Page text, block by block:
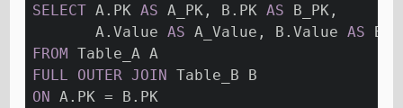
SELECT A.PK AS A_PK, B.PK AS B_PK,
       A.Value
AS A_Value, B.Value AS
FROM Table_A A
FULL
OUTER JOIN Table_B B
ON A.PK = B.PK